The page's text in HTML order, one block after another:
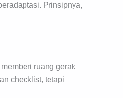
Prinsipnya,
ruang gerak
checklist, tetapi